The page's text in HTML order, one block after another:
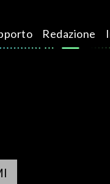
Redazione